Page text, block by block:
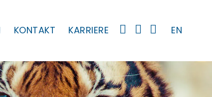
KONTAKT KARRIERE EN